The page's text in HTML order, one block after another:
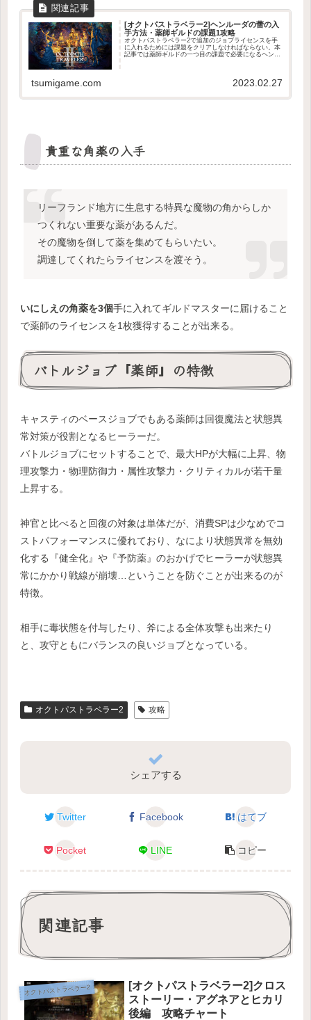
[オクトパストラベラー2]ヘンルーダの蕾の入
手方法・薬師ギルドの課題1攻略
オクトパストラベラー2で追加のジョブライセンスを手
に入れるためには課題をクリアしなければならない。本
記事では薬師ギルドの一つ目の課題で必要になるヘンル
tsumigame.com 2023.02.27
貴重な角薬の入手
リーフランド地方に生息する特異な魔物の角からしか
つくれない重要な薬があるんだ。
その魔物を倒して薬を集めてもらいたい。
調達してくれたらライセンスを渡そう。
いにしえの角薬を3個手に入れてギルドマスターに届けること
で薬師のライセンスを1枚獲得することが出来る。
バトルジョブ『薬師』の特徴
キャスティのベースジョブでもある薬師は回復魔法と状態異
常対策が役割となるヒーラーだ。
バトルジョブにセットすることで、最大HPが大幅に上昇、物
理攻撃力・物理防御力・属性攻撃力・クリティカルが若干量
上昇する。
神官と比べると回復の対象は単体だが、消費SPは少なめでコ
ストパフォーマンスに優れており、なにより状態異常を無効
化する『健全化』や『予防薬』のおかげでヒーラーが状態異
常にかかり戦線が崩壊…ということを防ぐことが出来るのが
特徴。
相手に毒状態を付与したり、斧による全体攻撃も出来たり
と、攻守ともにバランスの良いジョブとなっている。
オクトパストラベラー2 攻略
シェアする
Twitter Facebook はてブ
Pocket LINE コピー
関連記事
オクトパストラベラー2
[オクトパストラベラー2]クロス
ストーリー・アグネアとヒカリ
後編 攻略チャート